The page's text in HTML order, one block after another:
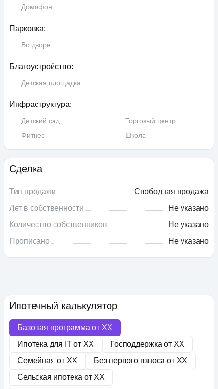
Домофон
Парковка:
Во дворе
Благоустройство:
Детская площадка
Инфраструктура:
Детский сад
Торговый центр
Фитнес
Школа
Сделка
Тип продажи
Свободная продажа
Лет в собственности
Не указано
Количество собственников
Не указано
Прописано
Не указано
Ипотечный калькулятор
Базовая программа от XX
Ипотека для IT от XX Господдержка от XX
Семейная от XX Без первого взноса от XX
Сельская ипотека от XX